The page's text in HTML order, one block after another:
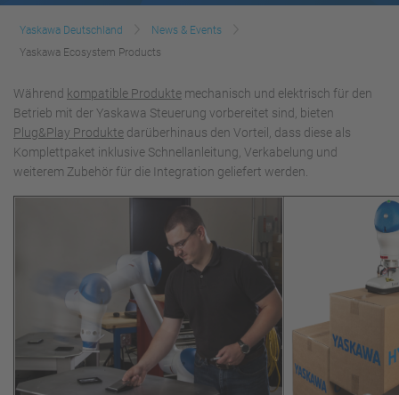
Yaskawa Deutschland
News & Events
Yaskawa Ecosystem Products
Während kompatible Produkte mechanisch und elektrisch für den
Betrieb mit der Yaskawa Steuerung vorbereitet sind, bieten
Plug&Play Produkte darüberhinaus den Vorteil, dass diese als
Komplettpaket inklusive Schnellanleitung, Verkabelung und
weiterem Zubehör für die Integration geliefert werden.